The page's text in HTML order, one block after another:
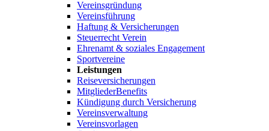
Vereinsgründung
Vereinsführung
Haftung & Versicherungen
Steuerrecht Verein
Ehrenamt & soziales Engagement
Sportvereine
Leistungen
Reiseversicherungen
MitgliederBenefits
Kündigung durch Versicherung
Vereinsverwaltung
Vereinsvorlagen